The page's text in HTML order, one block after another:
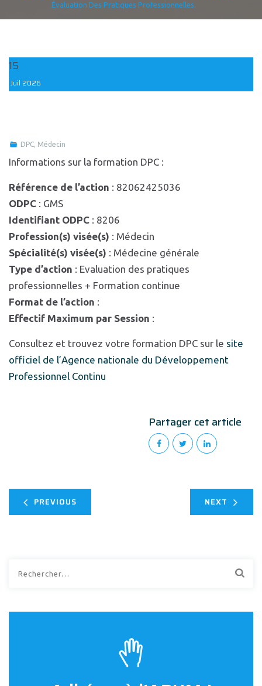
Évaluation Des Pratiques Professionnelles.
15
Juil 2026
DPC, Médecin
Informations sur la formation DPC :
Référence de l’action : 82062425036
ODPC : GMS
Identifiant ODPC : 8206
Profession(s) visée(s) : Médecin
Spécialité(s) visée(s) : Médecine générale
Type d’action : Evaluation des pratiques
professionnelles + Formation continue
Format de l’action :
Effectif Maximum par Session :
Consultez et trouvez votre formation DPC sur le site
officiel de l’Agence nationale du Développement
Professionnel Continu
Partager cet article
PREVIOUS NEXT